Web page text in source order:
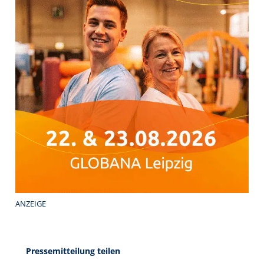
ANZEIGE
Pressemitteilung teilen